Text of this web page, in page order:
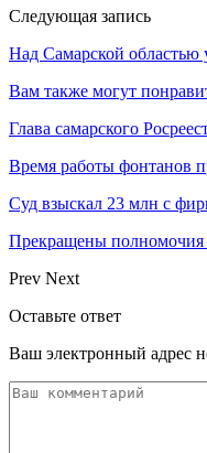
Следующая запись
Над Самарской областью
Вам также могут
Глава самарского
Время работы фонтанов
Суд взыскал 23 млн с
Прекращены полномочия
Prev Next
Оставьте ответ
Ваш электронный адрес